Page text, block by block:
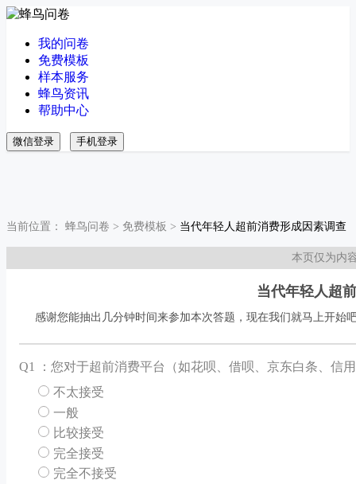
我的问卷
免费模板
样本服务
蜂鸟资讯
帮助中心
微信登录 手机登录
当前位置： 蜂鸟问卷 > 免费模板 > 当代年轻人超前消费形成因素调查
本页仅为内
当代年轻人超
感谢您能抽出几分钟时间来参加本次答题，现在我们就马上开始
Q1 ：您对于超前消费平台（如花呗、借呗、京东白条、信
不太接受
一般
比较接受
完全接受
完全不接受